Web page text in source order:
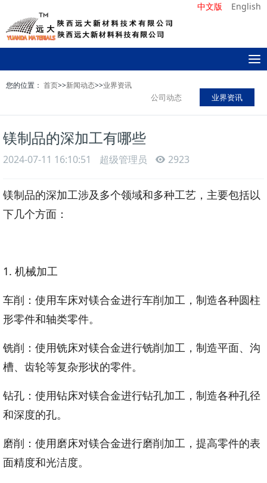
English
中文版
T
o
g
g
您的位置： 首页>>新闻动态>>业界资讯
公司动态 业界资讯
镁制品的深加工有哪些
2024-07-11 16:10:51 超级管理员 2923
镁制品的深加工涉及多个领域和多种工艺，主要包括以
下几个方面：
1. 机械加工
车削：使用车床对镁合金进行车削加工，制造各种圆柱
形零件和轴类零件。
铣削：使用铣床对镁合金进行铣削加工，制造平面、沟
槽、齿轮等复杂形状的零件。
钻孔：使用钻床对镁合金进行钻孔加工，制造各种孔径
和深度的孔。
磨削：使用磨床对镁合金进行磨削加工，提高零件的表
面精度和光洁度。